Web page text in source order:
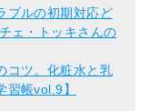
ブルの初期対応ど
ェ・トッキさんの
コツ。化粧水と乳
帳vol.9】